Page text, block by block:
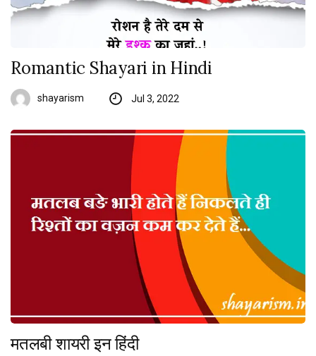
Romantic Shayari in Hindi
shayarism Jul 3, 2022
मतलबी शायरी इन हिंदी